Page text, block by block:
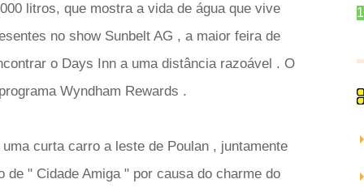
litros, que mostra a vida de água que vive
no show Sunbelt AG , a maior feira de
o Days Inn a uma distância razoável . O
Wyndham Rewards .
curta carro a leste de Poulan , juntamente
de " Cidade Amiga " por causa do charme do